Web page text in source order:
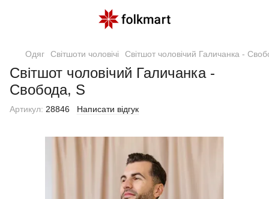
Одяг Світшоти чоловічі Світшот чоловічий Галичанка -
Світшот чоловічий Галичанка -
Свобода, S
Артикул: 28846 Написати відгук